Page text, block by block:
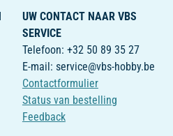
UW CONTACT NAAR VBS
SERVICE
Telefoon: +32 50 89 35 27
E-mail: service@vbs-hobby.be
Contactformulier
Status van bestelling
Feedback